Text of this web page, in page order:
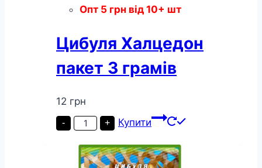
Опт 5 грн від 10+ шт
Цибуля Халцедон
пакет 3 грамів
12 грн
-
Цибуля
Халцедон
3
грамів
+ Купити